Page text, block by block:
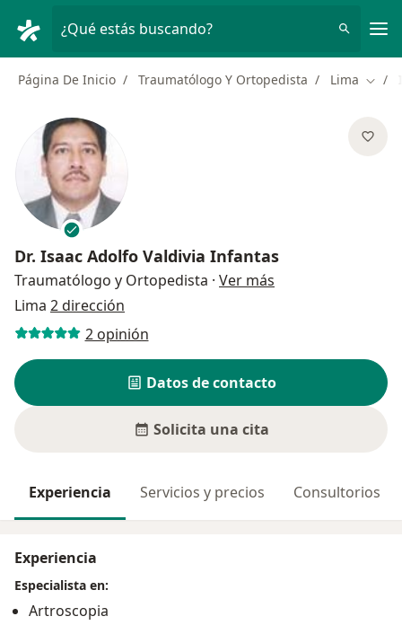
¿Qué estás buscando?
Página De Inicio Traumatólogo Y Ortopedista Lima
Dr. Isaac Adolfo Valdivia Infantas
Traumatólogo y Ortopedista · Ver más
Lima 2 dirección
2 opinión
Datos de contacto
Solicita una cita
Experiencia Servicios y precios Consultorios
Experiencia
Especialista en:
Artroscopia